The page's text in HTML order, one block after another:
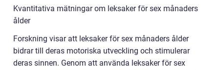
Kvantitativa mätningar om leksaker för sex månaders
ålder
Forskning visar att leksaker för sex månaders ålder
bidrar till deras motoriska utveckling och stimulerar
deras sinnen. Genom att använda leksaker för sex